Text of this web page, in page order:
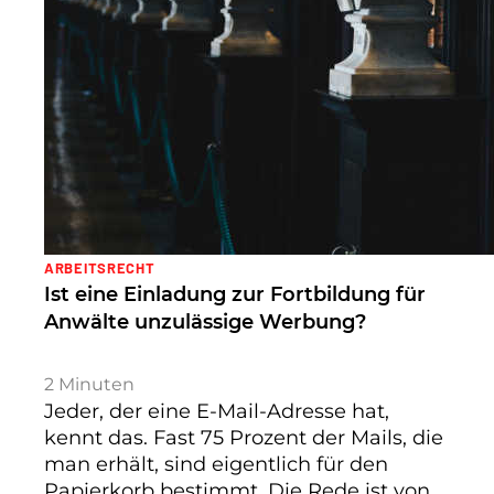
ARBEITSRECHT
Ist eine Einladung zur Fortbildung für
Anwälte unzulässige Werbung?
2 Minuten
Jeder, der eine E-Mail-Adresse hat,
kennt das. Fast 75 Prozent der Mails, die
man erhält, sind eigentlich für den